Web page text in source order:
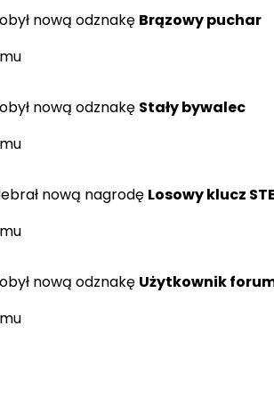
nową odznakę Brązowy puchar
nową odznakę Stały bywalec
nową nagrodę Losowy klucz
nową odznakę Użytkownik